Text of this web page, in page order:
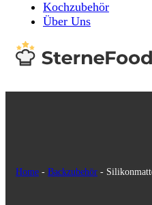
Kochzubehör
Über Uns
Home - Backzubehör -